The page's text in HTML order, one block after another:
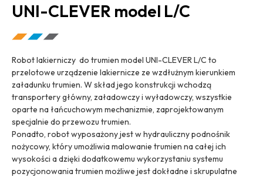
UNI-CLEVER model L/C
Robot lakierniczy do trumien model UNI-CLEVER L/C to
przelotowe urządzenie lakiernicze ze wzdłużnym kierunkiem
załadunku trumien. W skład jego konstrukcji wchodzą
transportery główny, załadowczy i wyładowczy, wszystkie
oparte na łańcuchowym mechanizmie, zaprojektowanym
specjalnie do przewozu trumien.
Ponadto, robot wyposażony jest w hydrauliczny podnośnik
nożycowy, który umożliwia malowanie trumien na całej ich
wysokości a dzięki dodatkowemu wykorzystaniu systemu
pozycjonowania trumien możliwe jest dokładne i skrupulatne